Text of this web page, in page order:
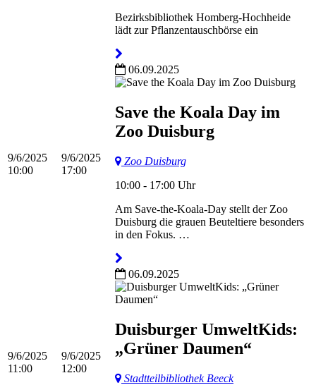
Bezirksbibliothek Homberg-Hochheide
lädt zur Pflanzentauschbörse ein
9/6/2025
10:00
9/6/2025
17:00
06.09.2025
Save the Koala Day im
Zoo Duisburg
Zoo Duisburg
10:00 - 17:00 Uhr
Am Save-the-Koala-Day stellt der Zoo
Duisburg die grauen Beuteltiere besonders
in den Fokus. …
9/6/2025
11:00
9/6/2025
12:00
06.09.2025
Duisburger UmweltKids:
„Grüner Daumen“
Stadtteilbibliothek Beeck